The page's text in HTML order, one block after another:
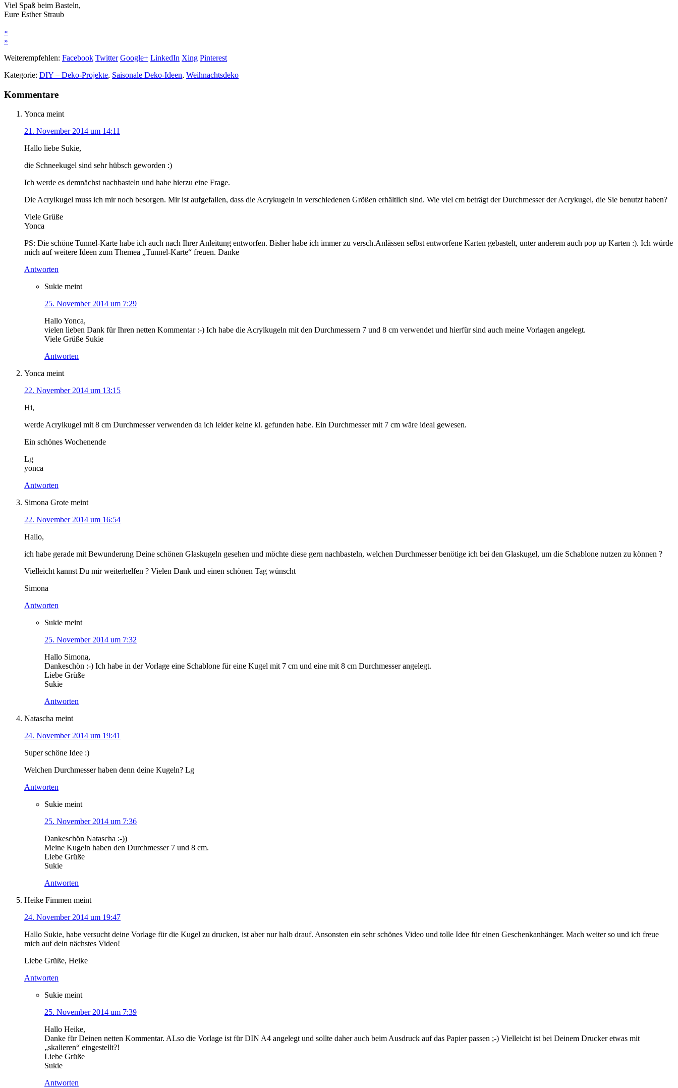
Viel Spaß beim Basteln,
Eure Esther Straub
«
»
Weiterempfehlen: Facebook Twitter Google+ LinkedIn Xing Pinterest
Kategorie: DIY – Deko-Projekte, Saisonale Deko-Ideen, Weihnachtsdeko
Kommentare
Yonca meint
21. November 2014 um 14:11
Hallo liebe Sukie,
die Schneekugel sind sehr hübsch geworden :)
Ich werde es demnächst nachbasteln und habe hierzu eine Frage.
Die Acrylkugel muss ich mir noch besorgen. Mir ist aufgefallen, dass die Acrykugeln in verschiedenen Größen erhältlich sind. Wie viel cm beträgt der Durchmesser der Acrykugel, die Sie benutzt haben?
Viele Grüße
Yonca
PS: Die schöne Tunnel-Karte habe ich auch nach Ihrer Anleitung entworfen. Bisher habe ich immer zu versch.Anlässen selbst entworfene Karten gebastelt, unter anderem auch pop up Karten :). Ich würde
mich auf weitere Ideen zum Themea „Tunnel-Karte“ freuen. Danke
Antworten
Sukie meint
25. November 2014 um 7:29
Hallo Yonca,
vielen lieben Dank für Ihren netten Kommentar :-) Ich habe die Acrylkugeln mit den Durchmessern 7 und 8 cm verwendet und hierfür sind auch meine Vorlagen angelegt.
Viele Grüße Sukie
Antworten
Yonca meint
22. November 2014 um 13:15
Hi,
werde Acrylkugel mit 8 cm Durchmesser verwenden da ich leider keine kl. gefunden habe. Ein Durchmesser mit 7 cm wäre ideal gewesen.
Ein schönes Wochenende
Lg
yonca
Antworten
Simona Grote meint
22. November 2014 um 16:54
Hallo,
ich habe gerade mit Bewunderung Deine schönen Glaskugeln gesehen und möchte diese gern nachbasteln, welchen Durchmesser benötige ich bei den Glaskugel, um die Schablone nutzen zu können ?
Vielleicht kannst Du mir weiterhelfen ? Vielen Dank und einen schönen Tag wünscht
Simona
Antworten
Sukie meint
25. November 2014 um 7:32
Hallo Simona,
Dankeschön :-) Ich habe in der Vorlage eine Schablone für eine Kugel mit 7 cm und eine mit 8 cm Durchmesser angelegt.
Liebe Grüße
Sukie
Antworten
Natascha meint
24. November 2014 um 19:41
Super schöne Idee :)
Welchen Durchmesser haben denn deine Kugeln? Lg
Antworten
Sukie meint
25. November 2014 um 7:36
Dankeschön Natascha :-))
Meine Kugeln haben den Durchmesser 7 und 8 cm.
Liebe Grüße
Sukie
Antworten
Heike Fimmen meint
24. November 2014 um 19:47
Hallo Sukie, habe versucht deine Vorlage für die Kugel zu drucken, ist aber nur halb drauf. Ansonsten ein sehr schönes Video und tolle Idee für einen Geschenkanhänger. Mach weiter so und ich freue
mich auf dein nächstes Video!
Liebe Grüße, Heike
Antworten
Sukie meint
25. November 2014 um 7:39
Hallo Heike,
Danke für Deinen netten Kommentar. ALso die Vorlage ist für DIN A4 angelegt und sollte daher auch beim Ausdruck auf das Papier passen ;-) Vielleicht ist bei Deinem Drucker etwas mit
„skalieren“ eingestellt?!
Liebe Grüße
Sukie
Antworten